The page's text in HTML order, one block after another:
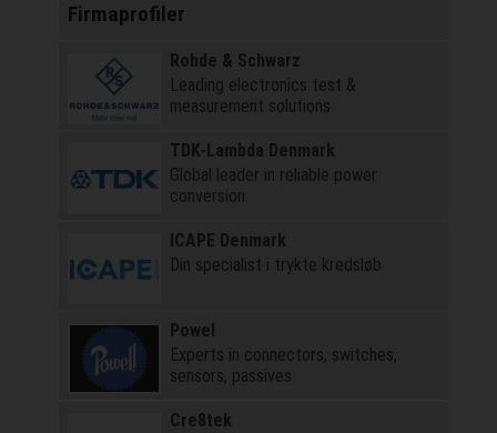
Firmaprofiler
Rohde & Schwarz
Leading electronics test &
measurement solutions
TDK-Lambda Denmark
Global leader in reliable power
conversion
ICAPE Denmark
Din specialist i trykte kredsløb
Powel
Experts in connectors, switches,
sensors, passives
Cre8tek